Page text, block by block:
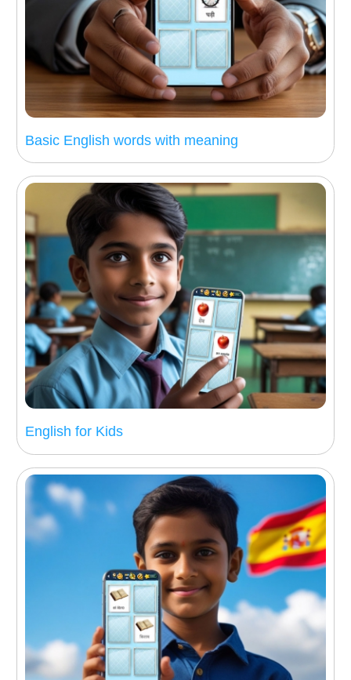
Basic English words with meaning
English for Kids